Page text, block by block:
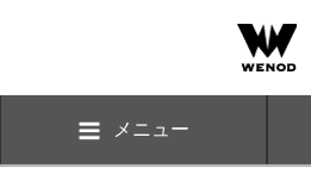
メニュー